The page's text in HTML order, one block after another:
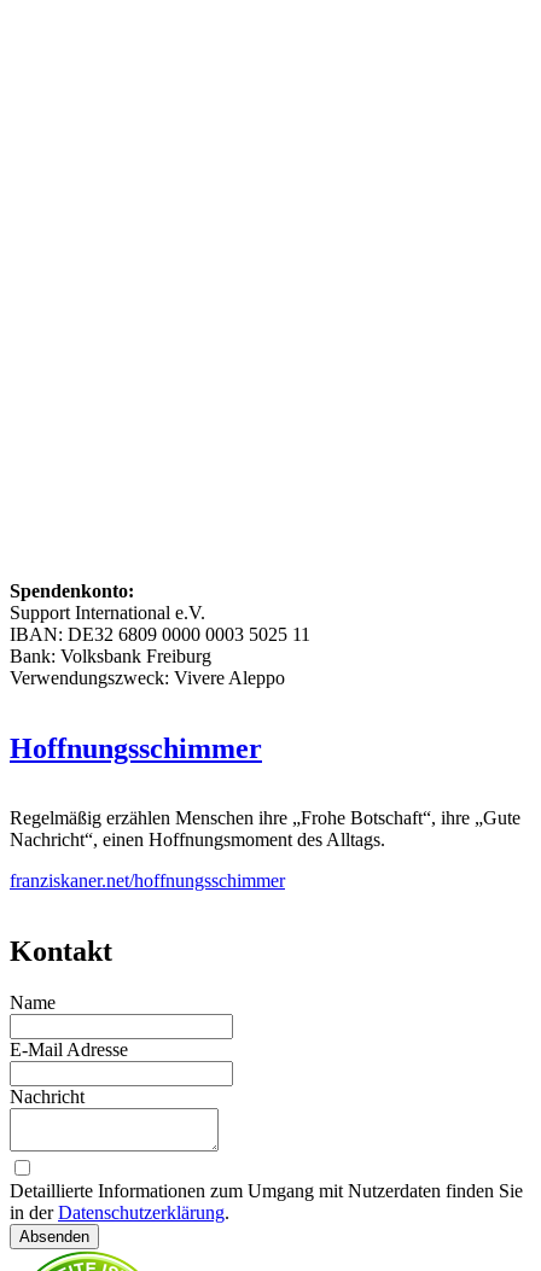
Spendenkonto:
Support International e.V.
IBAN: DE32 6809 0000 0003 5025 11
Bank: Volksbank Freiburg
Verwendungszweck: Vivere Aleppo
Hoffnungsschimmer
Regelmäßig erzählen Menschen ihre „Frohe Botschaft“, ihre „Gute
Nachricht“, einen Hoffnungsmoment des Alltags.
franziskaner.net/hoffnungsschimmer
Kontakt
Name
E-Mail Adresse
Nachricht
Detaillierte Informationen zum Umgang mit Nutzerdaten finden Sie
in derDatenschutzerklärung.
Absenden